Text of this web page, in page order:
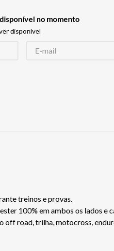
no momento
disponível
treinos e provas.
100% em ambos os lados e
off road, trilha, motocross,